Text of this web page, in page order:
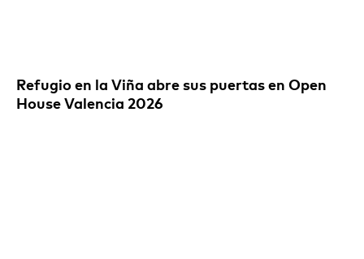
Refugio en la Viña abre sus puertas en Open
House Valencia 2026